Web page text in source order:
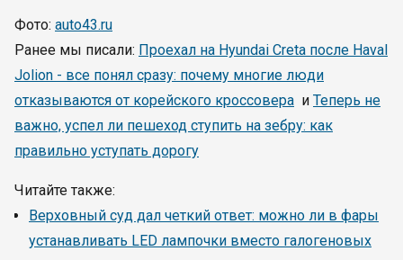
Фото: auto43.ru
Ранее мы писали: Проехал на Hyundai Creta после Haval
Jolion - все понял сразу: почему многие люди
отказываются от корейского кроссовера и Теперь не
важно, успел ли пешеход ступить на зебру: как
правильно уступать дорогу
Читайте также:
Верховный суд дал четкий ответ: можно ли в фары
устанавливать LED лампочки вместо галогеновых